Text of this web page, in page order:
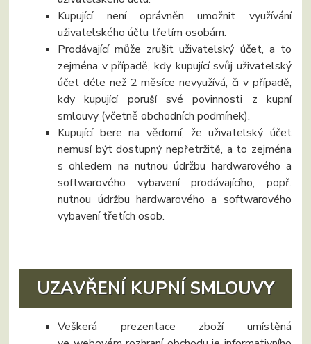
Kupující není oprávněn umožnit využívání
uživatelského účtu třetím osobám.
Prodávající může zrušit uživatelský účet, a to
zejména v případě, kdy kupující svůj uživatelský
účet déle než 2 měsíce nevyužívá, či v případě,
kdy kupující poruší své povinnosti z kupní
smlouvy (včetně obchodních podmínek).
Kupující bere na vědomí, že uživatelský účet
nemusí být dostupný nepřetržitě, a to zejména
s ohledem na nutnou údržbu hardwarového a
softwarového vybavení prodávajícího, popř.
nutnou údržbu hardwarového a softwarového
vybavení třetích osob.
UZAVŘENÍ KUPNÍ SMLOUVY
Veškerá prezentace zboží umístěná